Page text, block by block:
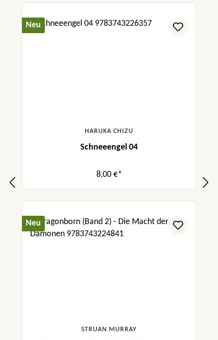
Neu
HARUKA CHIZU
Schneeengel 04
8,00 €*
Neu
STRUAN MURRAY